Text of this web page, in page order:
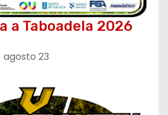
a Taboadela 2026
agosto 23